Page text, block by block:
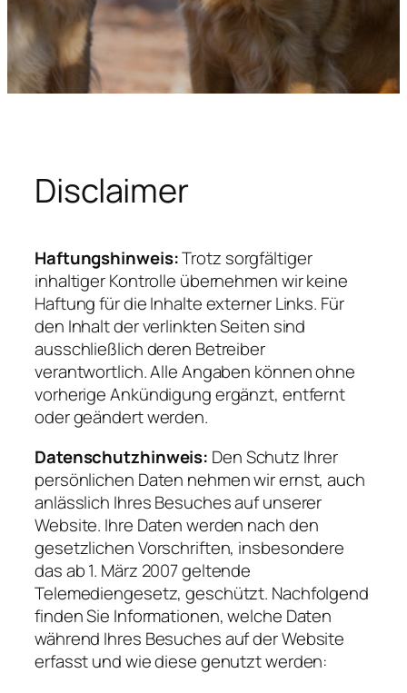
Disclaimer
Haftungshinweis:Trotz sorgfältiger
inhaltiger Kontrolle übernehmen wir keine
Haftung für die Inhalte externer Links. Für
den Inhalt der verlinkten Seiten sind
ausschließlich deren Betreiber
verantwortlich. Alle Angaben können ohne
vorherige Ankündigung ergänzt, entfernt
oder geändert werden.
Datenschutzhinweis: Den Schutz Ihrer
persönlichen Daten nehmen wir ernst, auch
anlässlich Ihres Besuches auf unserer
Website. Ihre Daten werden nach den
gesetzlichen Vorschriften, insbesondere
das ab 1. März 2007 geltende
Telemediengesetz, geschützt. Nachfolgend
finden Sie Informationen, welche Daten
während Ihres Besuches auf der Website
erfasst und wie diese genutzt werden: